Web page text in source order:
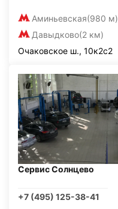
Аминьевская(980 м)
Давыдково(2 км)
Очаковское ш., 10к2с2
Сервис Солнцево
+7 (495) 125-38-41